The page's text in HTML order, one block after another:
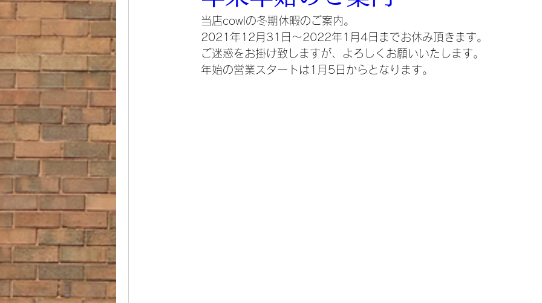
当店cowlの冬期休暇のご案内。
2021年12月31日～2022年1月4日までお休み頂きます。
ご迷惑をお掛け致しますが、よろしくお願いいたします。
年始の営業スタートは1月5日からとなります。